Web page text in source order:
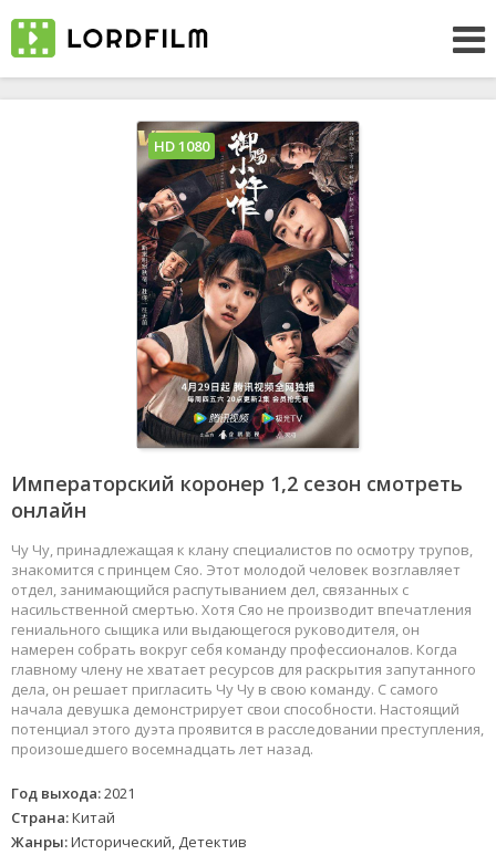
Императорский коронер 1,2 сезон смотреть
онлайн
Чу Чу, принадлежащая к клану специалистов по осмотру трупов,
знакомится с принцем Сяо. Этот молодой человек возглавляет
отдел, занимающийся распутыванием дел, связанных с
насильственной смертью. Хотя Сяо не производит впечатления
гениального сыщика или выдающегося руководителя, он
намерен собрать вокруг себя команду профессионалов. Когда
главному члену не хватает ресурсов для раскрытия запутанного
дела, он решает пригласить Чу Чу в свою команду. С самого
начала девушка демонстрирует свои способности. Настоящий
потенциал этого дуэта проявится в расследовании преступления,
произошедшего восемнадцать лет назад.
Год выхода:2021
Страна:Китай
Жанры:Исторический, Детектив
HD 1080